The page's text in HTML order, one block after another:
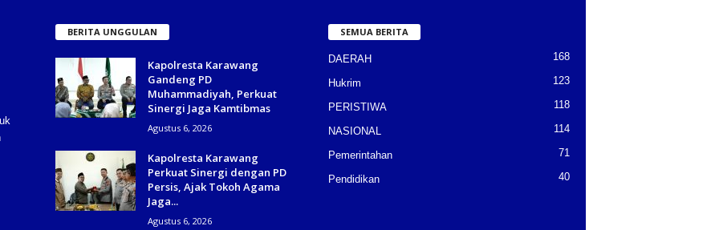
BERITA UNGGULAN
Kapolresta Karawang
Gandeng PD
Muhammadiyah, Perkuat
Sinergi Jaga Kamtibmas
Agustus 6, 2026
Kapolresta Karawang
Perkuat Sinergi dengan PD
Persis, Ajak Tokoh Agama
Jaga...
Agustus 6, 2026
SEMUA BERITA
DAERAH 168
Hukrim 123
PERISTIWA 118
NASIONAL 114
Pemerintahan 71
Pendidikan 40